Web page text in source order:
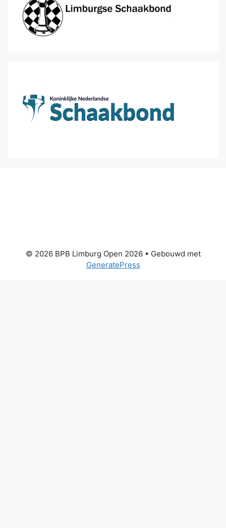
© 2026 BPB Limburg Open 2026• Gebouwd met
GeneratePress